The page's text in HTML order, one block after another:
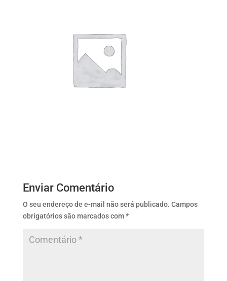
Enviar Comentário
O seu endereço de e-mail não será publicado. Campos
obrigatórios são marcados com*